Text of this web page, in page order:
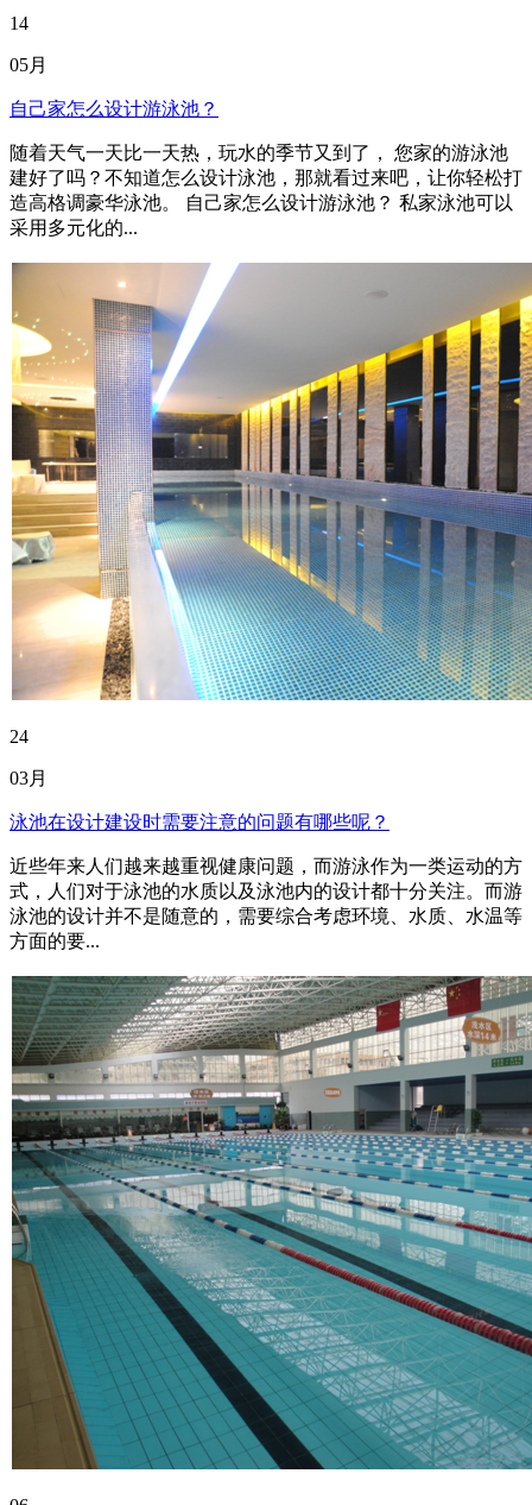
14
05月
自己家怎么设计游泳池？
随着天气一天比一天热，玩水的季节又到了， 您家的游泳池
建好了吗？不知道怎么设计泳池，那就看过来吧，让你轻松打
造高格调豪华泳池。 自己家怎么设计游泳池？ 私家泳池可以
采用多元化的...
24
03月
泳池在设计建设时需要注意的问题有哪些呢？
近些年来人们越来越重视健康问题，而游泳作为一类运动的方
式，人们对于泳池的水质以及泳池内的设计都十分关注。而游
泳池的设计并不是随意的，需要综合考虑环境、水质、水温等
方面的要...